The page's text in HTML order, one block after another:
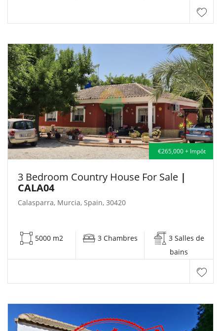
€265,000 + Impôt
3 Bedroom Country House For Sale |
CALA04
Calasparra, Murcia, Spain, 30420
5000 m2 3 Chambres
3 Salles de
bains